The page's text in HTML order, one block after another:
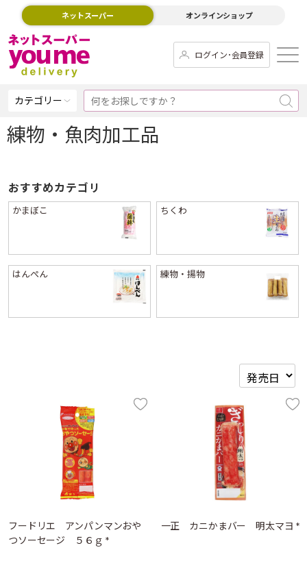
ネットスーパー オンラインショップ
ログイン･会員登録
カテゴリー
練物・魚肉加工品
おすすめカテゴリ
かまぼこ ちくわ
はんぺん 練物・揚物
フードリエ アンパンマンおや
つソーセージ ５６ｇ *
一正 カニかまバー 明太マヨ *